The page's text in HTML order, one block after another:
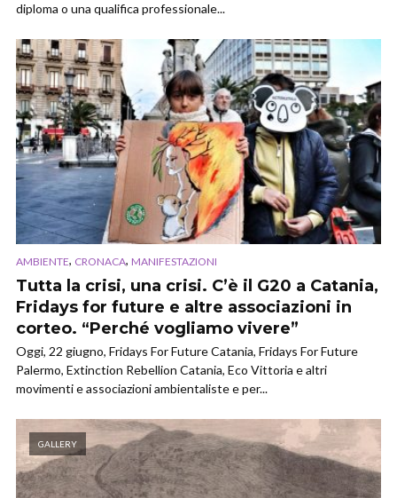
diploma o una qualifica professionale...
AMBIENTE, CRONACA, MANIFESTAZIONI
Tutta la crisi, una crisi. C’è il G20 a Catania,
Fridays for future e altre associazioni in
corteo. “Perché vogliamo vivere”
Oggi, 22 giugno, Fridays For Future Catania, Fridays For Future
Palermo, Extinction Rebellion Catania, Eco Vittoria e altri
movimenti e associazioni ambientaliste e per...
GALLERY